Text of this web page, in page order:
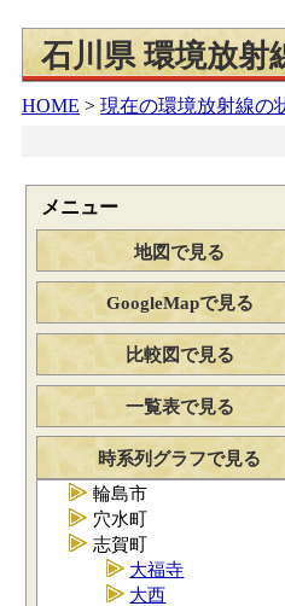
石川県 環境放射
HOME > 現在の環境放射線の
メニュー
地図で見る
GoogleMapで見る
比較図で見る
一覧表で見る
時系列グラフで見る
輪島市
穴水町
志賀町
大福寺
大西